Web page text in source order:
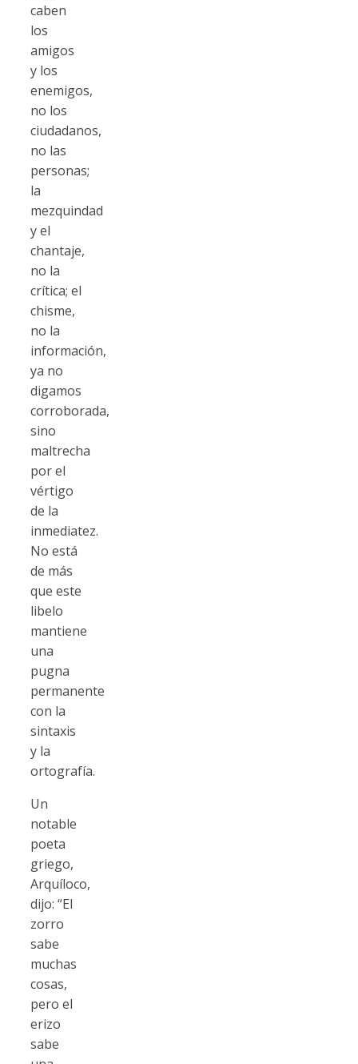
caben
los
amigos
y los
enemigos,
no los
ciudadanos,
no las
personas;
la
mezquindad
y el
chantaje,
no la
crítica; el
chisme,
no la
información,
ya no
digamos
corroborada,
sino
maltrecha
por el
vértigo
de la
inmediatez.
No está
de más
que este
libelo
mantiene
una
pugna
permanente
con la
sintaxis
y la
ortografía.
Un
notable
poeta
griego,
Arquíloco,
dijo: “El
zorro
sabe
muchas
cosas,
pero el
erizo
sabe